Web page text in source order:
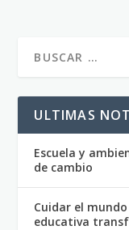
ULTIMAS
Escuela y
de cambio
Cuidar el
educativa